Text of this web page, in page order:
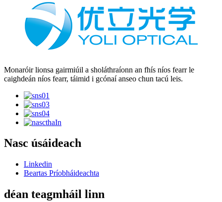
Monaróir lionsa gairmiúil a sholáthraíonn an fhís níos fearr le
caighdeán níos fearr, táimid i gcónaí anseo chun tacú leis.
Nasc úsáideach
Linkedin
Beartas Príobháideachta
déan teagmháil linn